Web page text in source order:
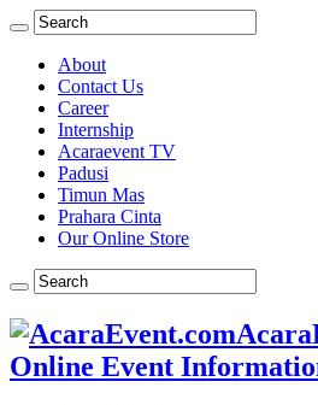
About
Contact Us
Career
Internship
Acaraevent TV
Padusi
Timun Mas
Prahara Cinta
Our Online Store
Online Event